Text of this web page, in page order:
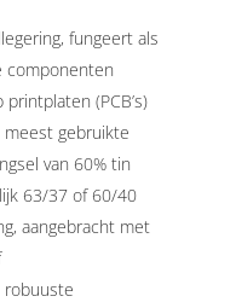
fungeert als
componenten
(PCB’s)
gebruikte
van 60% tin
63/37 of 60/40
aangebracht met
robuuste